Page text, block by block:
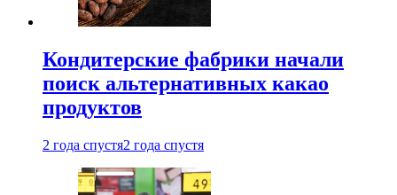
Кондитерские фабрики начали
поиск альтернативных какао
продуктов
2 года спустя2 года спустя